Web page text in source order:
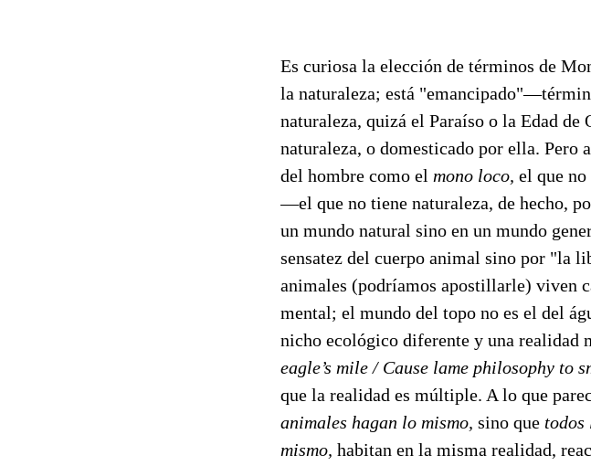
Es curiosa la elección de términos de
la naturaleza; está
naturaleza, quizá el Paraíso o la Edad de
naturaleza, o domesticado por ella.
del hombre como el mono loco, el que
—el que no tiene naturaleza, de hecho,
un mundo natural sino en un mundo
sensatez del cuerpo animal sino por "la
animales (podríamos apostillarle) viven
mental; el mundo del topo no es el del
nicho ecológico diferente y una realidad
eagle’s mile / Cause lame philosophy to
que la realidad es múltiple. A lo que
animales hagan lo mismo, sino que todos
mismo, habitan en la misma realidad,